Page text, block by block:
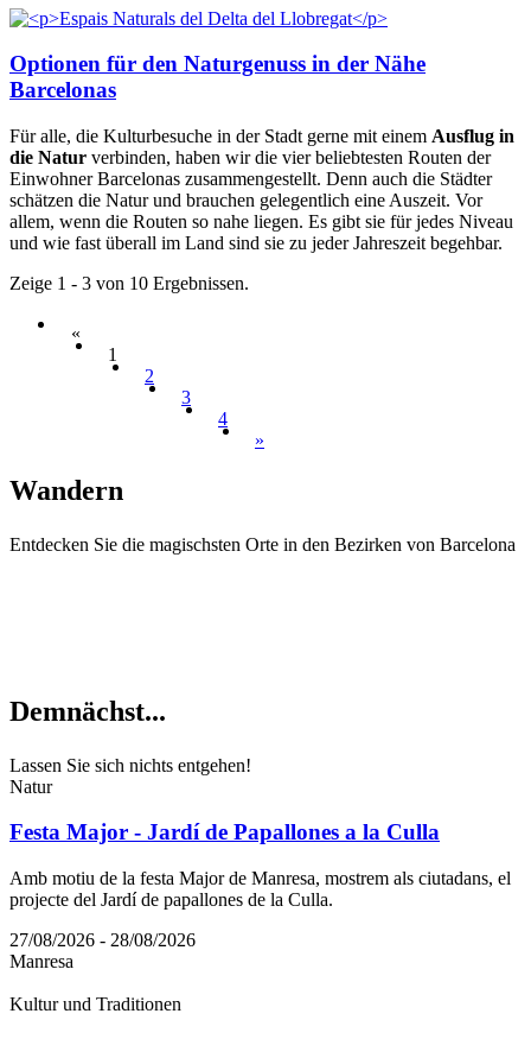
Optionen für den Naturgenuss in der Nähe
Barcelonas
Für alle, die Kulturbesuche in der Stadt gerne mit einem Ausflug in
die Natur verbinden, haben wir die vier beliebtesten Routen der
Einwohner Barcelonas zusammengestellt. Denn auch die Städter
schätzen die Natur und brauchen gelegentlich eine Auszeit. Vor
allem, wenn die Routen so nahe liegen. Es gibt sie für jedes Niveau
und wie fast überall im Land sind sie zu jeder Jahreszeit begehbar.
Zeige 1 - 3 von 10 Ergebnissen.
«
1
2
3
4
»
Wandern
Entdecken Sie die magischsten Orte in den Bezirken von Barcelona
Demnächst...
Lassen Sie sich nichts entgehen!
Natur
Festa Major - Jardí de Papallones a la Culla
Amb motiu de la festa Major de Manresa, mostrem als ciutadans, el
projecte del Jardí de papallones de la Culla.
27/08/2026 - 28/08/2026
Manresa
Kultur und Traditionen